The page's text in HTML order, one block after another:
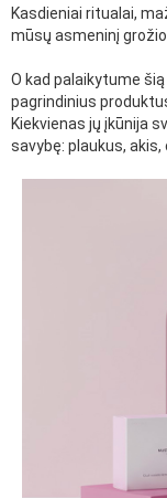
Kasdieniai ritualai,
mūsų asmeninį grožio
O kad palaikytume
pagrindinius
Kiekvienas jų įkūnija
savybę: plaukus, akis,